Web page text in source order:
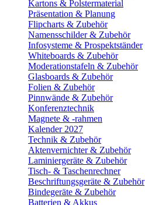
Kartons & Polstermaterial
Präsentation & Planung
Flipcharts & Zubehör
Namensschilder & Zubehör
Infosysteme & Prospektständer
Whiteboards & Zubehör
Moderationstafeln & Zubehör
Glasboards & Zubehör
Folien & Zubehör
Pinnwände & Zubehör
Konferenztechnik
Magnete & -rahmen
Kalender 2027
Technik & Zubehör
Aktenvernichter & Zubehör
Laminiergeräte & Zubehör
Tisch- & Taschenrechner
Beschriftungsgeräte & Zubehör
Bindegeräte & Zubehör
Batterien & Akkus